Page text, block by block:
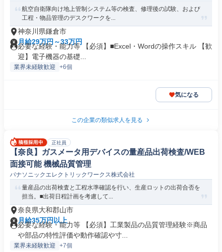
航空自衛隊向け地上管制システム等の検査、修理後の試験、および
工程・物品管理のデスクワークを...
神奈川県鎌倉市
月給29万円～33万円
必要な経験・能力等 【必須】■Excel・Wordの操作スキル 【歓
迎】電子機器の基礎...
業界未経験歓迎 +6個
気になる
この企業の類似求人を見る
正社員
【奈良】ガスメータ用デバイスの量産品出荷検査/WEB
面接可能 機械品質管理
パナソニックエレクトリックワークス株式会社
量産品の出荷検査と工程水準確認を行い、生産ロットの出荷合否を
担当。■出荷日程計画を考慮して...
奈良県大和郡山市
月給35万円以上
必要な経験・能力等 【必須】工業製品の品質管理経験※商品
や部品の特性評価や動作確認や寸...
業界未経験歓迎 +7個